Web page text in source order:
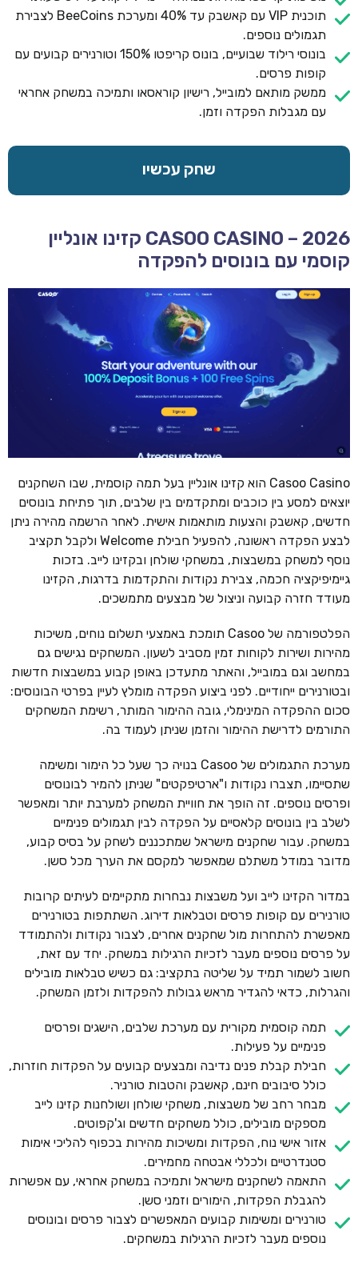
תוכנית VIP עם קאשבק עד 40% ומערכת BeeCoins לצבירת
תגמולים נוספים.
בונוסי רילוד שבועיים, בונוס קריפטו 150% וטורנירים קבועים עם
קופות פרסים.
ממשק מותאם למובייל, רישיון קוראסאו ותמיכה במשחק אחראי
עם מגבלות הפקדה וזמן.
שחק עכשיו
CASOO CASINO – 2026 קזינו אונליין
קוסמי עם בונוסים להפקדה
Casoo Casino הוא קזינו אונליין בעל תמה קוסמית, שבו השחקנים
יוצאים למסע בין כוכבים ומתקדמים בין שלבים, תוך פתיחת בונוסים
חדשים, קאשבק והצעות מותאמות אישית. לאחר הרשמה מהירה ניתן
לבצע הפקדה ראשונה, להפעיל חבילת Welcome ולקבל תקציב
נוסף למשחק במשבצות, במשחקי שולחן ובקזינו לייב. בזכות
גיימיפיקציה חכמה, צבירת נקודות והתקדמות בדרגות, הקזינו
מעודד חזרה קבועה וניצול של מבצעים מתמשכים.
הפלטפורמה של Casoo תומכת באמצעי תשלום נוחים, משיכות
מהירות ושירות לקוחות זמין מסביב לשעון. המשחקים נגישים גם
במחשב וגם במובייל, והאתר מתעדכן באופן קבוע במשבצות חדשות
ובטורנירים ייחודיים. לפני ביצוע הפקדה מומלץ לעיין בפרטי הבונוסים:
סכום ההפקדה המינימלי, גובה ההימור המותר, רשימת המשחקים
התורמים לדרישת ההימור והזמן שניתן לעמוד בה.
מערכת התגמולים של Casoo בנויה כך שעל כל הימור ומשימה
שתסיימו, תצברו נקודות ו"ארטיפקטים" שניתן להמיר לבונוסים
ופרסים נוספים. זה הופך את חוויית המשחק למערבת יותר ומאפשר
לשלב בין בונוסים קלאסיים על הפקדה לבין תגמולים פנימיים
במשחק. עבור שחקנים מישראל שמתכננים לשחק על בסיס קבוע,
מדובר במודל משתלם שמאפשר למקסם את הערך מכל סשן.
במדור הקזינו לייב ועל משבצות נבחרות מתקיימים לעיתים קרובות
טורנירים עם קופות פרסים וטבלאות דירוג. השתתפות בטורנירים
מאפשרת להתחרות מול שחקנים אחרים, לצבור נקודות ולהתמודד
על פרסים נוספים מעבר לזכיות הרגילות במשחק. יחד עם זאת,
חשוב לשמור תמיד על שליטה בתקציב: גם כשיש טבלאות מובילים
והגרלות, כדאי להגדיר מראש גבולות להפקדות ולזמן המשחק.
תמה קוסמית מקורית עם מערכת שלבים, הישגים ופרסים
פנימיים על פעילות.
חבילת קבלת פנים נדיבה ומבצעים קבועים על הפקדות חוזרות,
כולל סיבובים חינם, קאשבק והטבות טורניר.
מבחר רחב של משבצות, משחקי שולחן ושולחנות קזינו לייב
מספקים מובילים, כולל משחקים חדשים וג'קפוטים.
אזור אישי נוח, הפקדות ומשיכות מהירות בכפוף להליכי אימות
סטנדרטיים ולכללי אבטחה מחמירים.
התאמה לשחקנים מישראל ותמיכה במשחק אחראי, עם אפשרות
להגבלת הפקדות, הימורים וזמני סשן.
טורנירים ומשימות קבועים המאפשרים לצבור פרסים ובונוסים
נוספים מעבר לזכיות הרגילות במשחקים.